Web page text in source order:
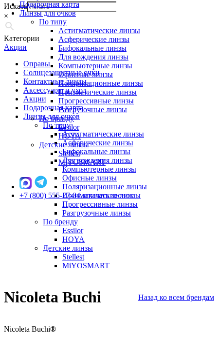
Искать
×
Категории
Акции
Оправы
Солнцезащитные очки
Контактные линзы
Аксессуары и уход
Акции
Подарочная карта
Линзы для очков
По типу
Астигматические линзы
Асферические линзы
Бифокальные линзы
Для вождения линзы
Компьютерные линзы
Офисные линзы
Поляризационные линзы
Призматические линзы
Прогрессивные линзы
Разгрузочные линзы
По бренду
Essilor
HOYA
Детские линзы
Stellest
MiYOSMART
Подарочная карта
Линзы для очков
По типу
Астигматические линзы
Асферические линзы
Бифокальные линзы
Для вождения линзы
Компьютерные линзы
Офисные линзы
Поляризационные линзы
Призматические линзы
Прогрессивные линзы
Разгрузочные линзы
По бренду
Essilor
HOYA
Детские линзы
Stellest
MiYOSMART
+7 (800) 555-27-04 заказать звонок
Nicoleta Buchi Назад ко всем брендам
Nicoleta Buchi®